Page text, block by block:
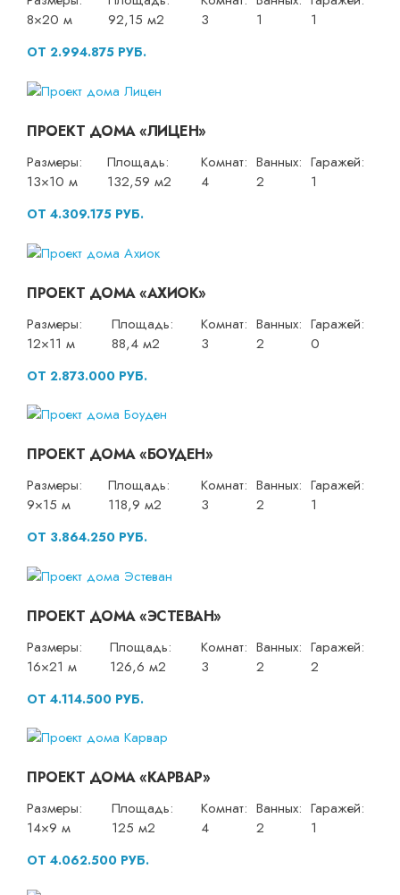
8×20 м
92,15 м2
3
1
1
ОТ 2.994.875 РУБ.
ПРОЕКТ ДОМА «ЛИЦЕН»
Размеры:
13×10 м
Площадь:
132,59 м2
Комнат:
4
Ванных:
2
Гаражей:
1
ОТ 4.309.175 РУБ.
ПРОЕКТ ДОМА «АХИОК»
Размеры:
12×11 м
Площадь:
88,4 м2
Комнат:
3
Ванных:
2
Гаражей:
0
ОТ 2.873.000 РУБ.
ПРОЕКТ ДОМА «БОУДЕН»
Размеры:
9×15 м
Площадь:
118,9 м2
Комнат:
3
Ванных:
2
Гаражей:
1
ОТ 3.864.250 РУБ.
ПРОЕКТ ДОМА «ЭСТЕВАН»
Размеры:
16×21 м
Площадь:
126,6 м2
Комнат:
3
Ванных:
2
Гаражей:
2
ОТ 4.114.500 РУБ.
ПРОЕКТ ДОМА «КАРВАР»
Размеры:
14×9 м
Площадь:
125 м2
Комнат:
4
Ванных:
2
Гаражей:
1
ОТ 4.062.500 РУБ.